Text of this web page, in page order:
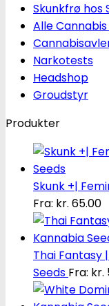
Skunkfrø hos
Alle
Narkotests
Headshop
Groudstyr
Produkter
Skunk +|
Fra: kr. 65.00
Thai Fantasy
Seeds Fra: kr.